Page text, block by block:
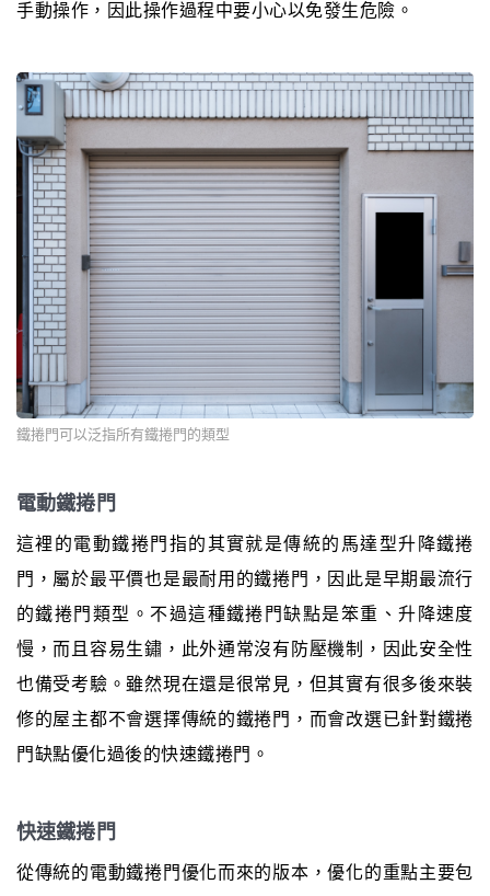
手動操作，因此操作過程中要小心以免發生危險。
鐵捲門可以泛指所有鐵捲門的類型
電動鐵捲門
這裡的電動鐵捲門指的其實就是傳統的馬達型升降鐵捲
門，屬於最平價也是最耐用的鐵捲門，因此是早期最流行
的鐵捲門類型。不過這種鐵捲門缺點是笨重、升降速度
慢，而且容易生鏽，此外通常沒有防壓機制，因此安全性
也備受考驗。雖然現在還是很常見，但其實有很多後來裝
修的屋主都不會選擇傳統的鐵捲門，而會改選已針對鐵捲
門缺點優化過後的快速鐵捲門。
快速鐵捲門
從傳統的電動鐵捲門優化而來的版本，優化的重點主要包